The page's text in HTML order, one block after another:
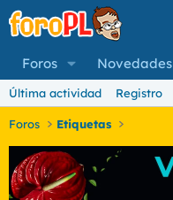
Foros Novedades
Última actividad Registro
Foros Etiquetas